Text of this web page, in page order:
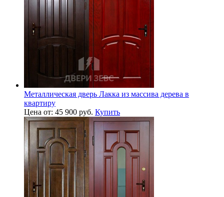
Металлическая дверь Лакка из массива дерева в
квартиру
Цена от: 45 900 руб. Купить